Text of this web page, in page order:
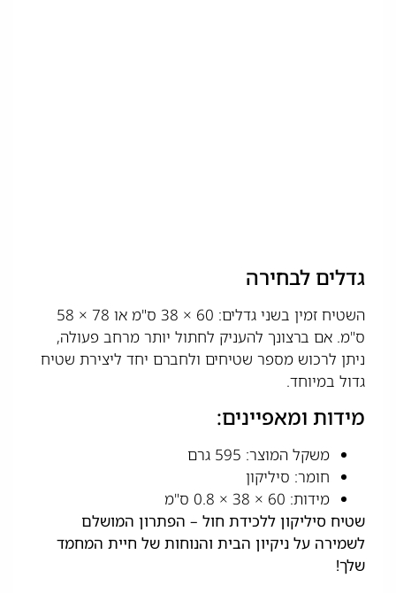
גדלים לבחירה
השטיח זמין בשני גדלים: 60 × 38 ס"מ או 78 × 58
ס"מ. אם ברצונך להעניק לחתול יותר מרחב פעולה,
ניתן לרכוש מספר שטיחים ולחברם יחד ליצירת שטיח
גדול במיוחד.
מידות ומאפיינים:
משקל המוצר: 595 גרם
חומר: סיליקון
מידות: 60 × 38 × 0.8 ס"מ
שטיח סיליקון ללכידת חול – הפתרון המושלם
לשמירה על ניקיון הבית והנוחות של חיית המחמד
שלך!